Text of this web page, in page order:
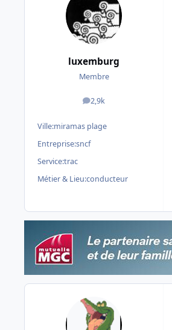
luxemburg
Membre
2,9k
messages
Ville:miramas plage
Entreprise:sncf
Service:trac
Métier & Lieu:conducteur